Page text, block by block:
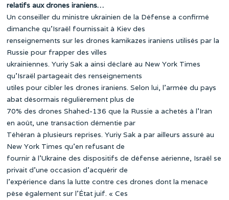
relatifs aux drones iraniens…
Un conseiller du ministre ukrainien de la Défense a confirmé
dimanche qu’Israël fournissait à Kiev des
renseignements sur les drones kamikazes iraniens utilisés par la
Russie pour frapper des villes
ukrainiennes. Yuriy Sak a ainsi déclaré au New York Times
qu’Israël partageait des renseignements
utiles pour cibler les drones iraniens. Selon lui, l’armée du pays
abat désormais régulièrement plus de
70% des drones Shahed-136 que la Russie a achetés à l’Iran
en août, une transaction démentie par
Téhéran à plusieurs reprises. Yuriy Sak a par ailleurs assuré au
New York Times qu’en refusant de
fournir à l’Ukraine des dispositifs de défense aérienne, Israël se
privait d’une occasion d’acquérir de
l’expérience dans la lutte contre ces drones dont la menace
pèse également sur l’État juif. « Ces